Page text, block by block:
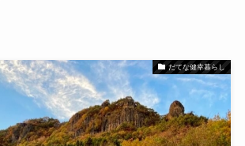
だてな健幸暮らし